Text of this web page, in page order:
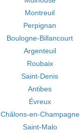
Montreuil
Perpignan
Boulogne-Billancourt
Argenteuil
Roubaix
Saint-Denis
Antibes
Évreux
Châlons-en-Champagne
Saint-Malo